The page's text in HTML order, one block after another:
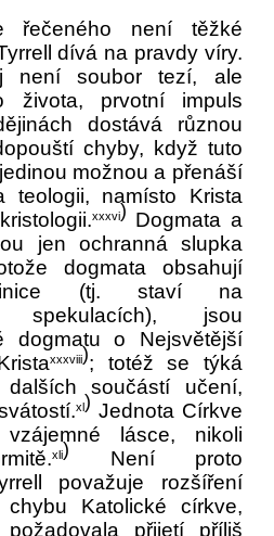
řečeného není těžké
dívá na pravdy víry.
není soubor tezí, ale
života, prvotní impuls
dostává různou
chyby, když tuto
možnou a přenáší
teologii, namísto Krista
xxxvi) Dogmata a
jen ochranná slupka
dogmata obsahují
(tj. staví na
spekulacích), jsou
dogmatu o Nejsvětější
xxxviii); totéž se týká
součástí učení,
xl) Jednota Církve
lásce, nikoli
xli) Není proto
považuje rozšíření
chybu Katolické církve,
přijetí příliš